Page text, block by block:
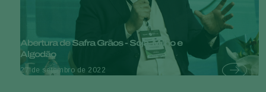
Abertura de Safra Grãos - Soja, Milho e
Algodão
27 de setembro de 2022